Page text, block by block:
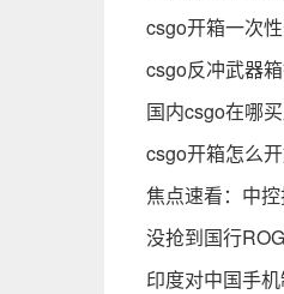
csgo开箱一次
csgo反冲武器
国内csgo在哪
csgo开箱怎么
焦点速看：中
没抢到国行
印度对中国手